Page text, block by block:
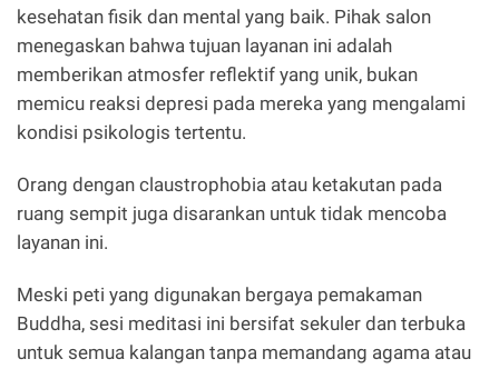
kesehatan fisik dan mental yang baik. Pihak salon
menegaskan bahwa tujuan layanan ini adalah
memberikan atmosfer reflektif yang unik, bukan
memicu reaksi depresi pada mereka yang mengalami
kondisi psikologis tertentu.
Orang dengan claustrophobia atau ketakutan pada
ruang sempit juga disarankan untuk tidak mencoba
layanan ini.
Meski peti yang digunakan bergaya pemakaman
Buddha, sesi meditasi ini bersifat sekuler dan terbuka
untuk semua kalangan tanpa memandang agama atau